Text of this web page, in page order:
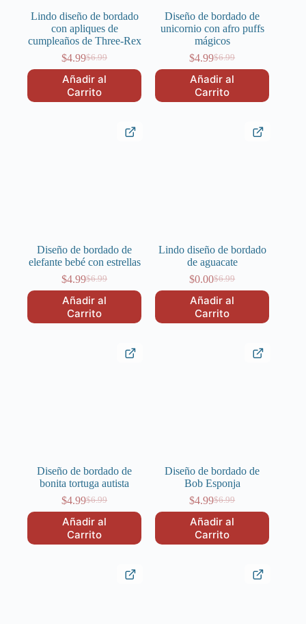
Lindo diseño de bordado
con apliques de
cumpleaños de Three-Rex
$6.99
El
precio
original
era:
$4.99El
precio
actual
es:
Añadir al
Carrito
Diseño de bordado de
unicornio con afro puffs
mágicos
$6.99
El
precio
original
era:
$4.99El
precio
actual
es:
Añadir al
Carrito
Diseño de bordado de
elefante bebé con estrellas
$6.99
El
precio
original
era:
$4.99El
precio
actual
es:
Añadir al
Carrito
Lindo diseño de bordado
de aguacate
$6.99
El
precio
original
era:
$0.00El
precio
actual
es:
Añadir al
Carrito
Diseño de bordado de
bonita tortuga autista
$6.99
El
precio
original
era:
$4.99El
precio
actual
es:
Añadir al
Carrito
Diseño de bordado de
Bob Esponja
$6.99
El
precio
original
era:
$4.99El
precio
actual
es:
Añadir al
Carrito